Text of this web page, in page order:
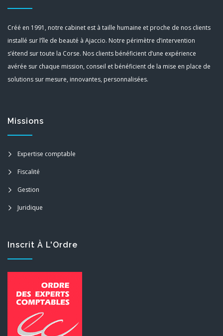
Créé en 1991, notre cabinet est à taille humaine et proche de nos clients
installé sur l’île de beauté à Ajaccio. Notre périmètre d’intervention
s’étend sur toute la Corse. Nos clients bénéficient d’une expérience
avérée sur chaque mission, conseil et bénéficient de la mise en place de
solutions sur mesure, innovantes, personnalisées.
Missions
Expertise comptable
Fiscalité
Gestion
Juridique
Inscrit À L'Ordre